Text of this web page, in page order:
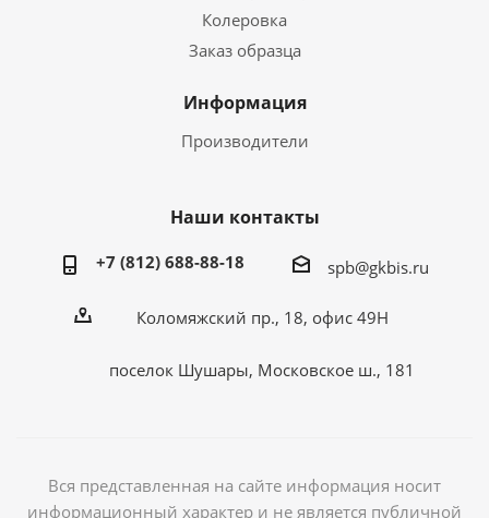
Колеровка
Заказ образца
Информация
Производители
Наши контакты
+7 (812) 688-88-18 spb@gkbis.ru
Коломяжский пр., 18, офис 49Н
поселок Шушары, Московское ш., 181
Вся представленная на сайте информация носит
информационный характер и не является публичной